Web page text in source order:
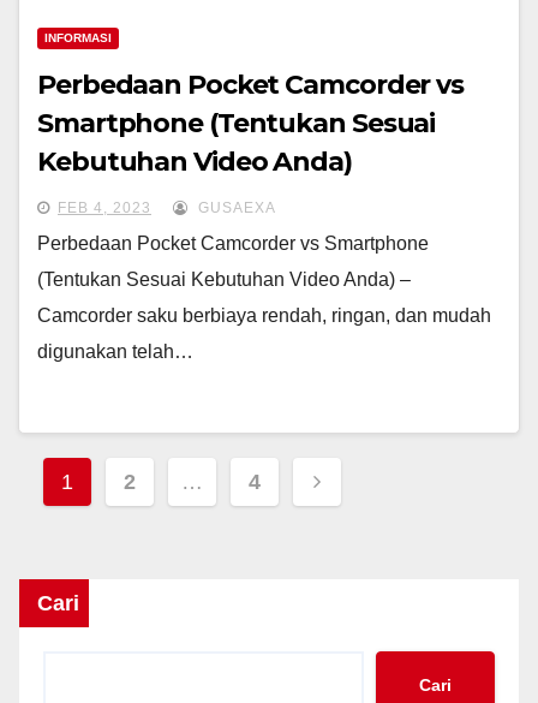
INFORMASI
Perbedaan Pocket Camcorder vs
Smartphone (Tentukan Sesuai
Kebutuhan Video Anda)
FEB 4, 2023 GUSAEXA
Perbedaan Pocket Camcorder vs Smartphone
(Tentukan Sesuai Kebutuhan Video Anda) –
Camcorder saku berbiaya rendah, ringan, dan mudah
digunakan telah…
Paginasi
1 2 … 4
Cari
Cari